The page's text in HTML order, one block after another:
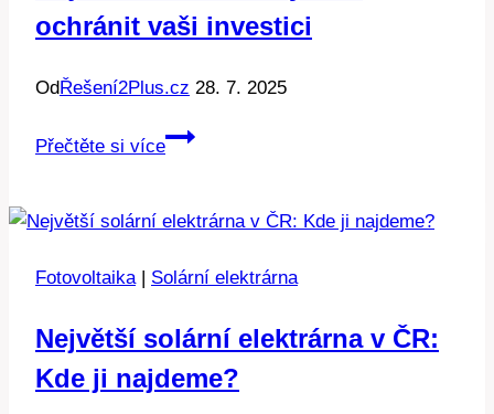
na
ochránit vaši investici
Od Řešení2Plus.cz 28. 7. 2025
Přečtěte si více
Pojištění
ochránit
investici
Fotovoltaika| Solární elektrárna
Největší solární elektrárna v ČR:
Kde ji najdeme?